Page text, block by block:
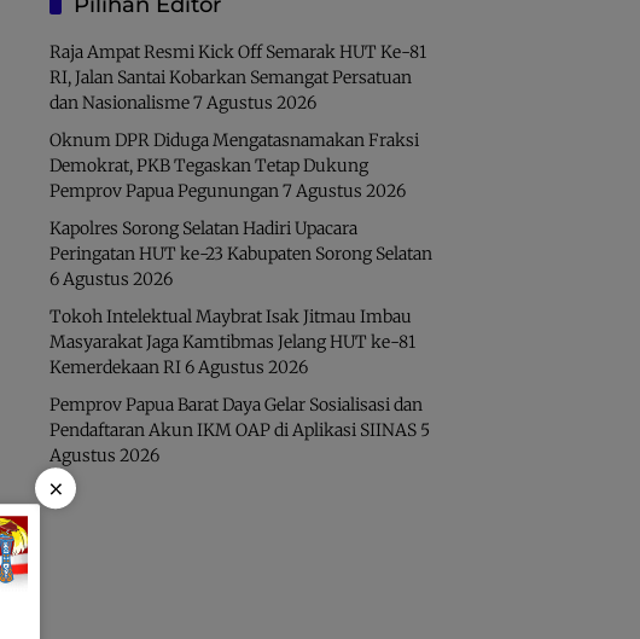
Raja Ampat Resmi Kick Off Semarak HUT Ke-81
RI, Jalan Santai Kobarkan Semangat Persatuan
dan Nasionalisme7 Agustus 2026
Oknum DPR Diduga Mengatasnamakan Fraksi
Demokrat, PKB Tegaskan Tetap Dukung
Pemprov Papua Pegunungan7 Agustus 2026
Kapolres Sorong Selatan Hadiri Upacara
Peringatan HUT ke-23 Kabupaten Sorong Selatan
6 Agustus 2026
Tokoh Intelektual Maybrat Isak Jitmau Imbau
Masyarakat Jaga Kamtibmas Jelang HUT ke-81
Kemerdekaan RI6 Agustus 2026
Pemprov Papua Barat Daya Gelar Sosialisasi dan
Pendaftaran Akun IKM OAP di Aplikasi SIINAS 5
Agustus 2026
×